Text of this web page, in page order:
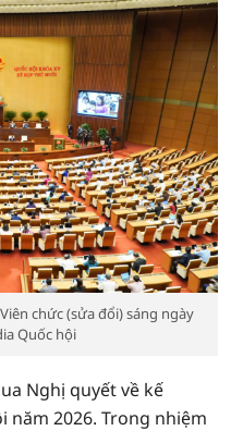
chức (sửa đổi) sáng ngày
Quốc hội
Nghị quyết về kế
năm 2026. Trong nhiệm